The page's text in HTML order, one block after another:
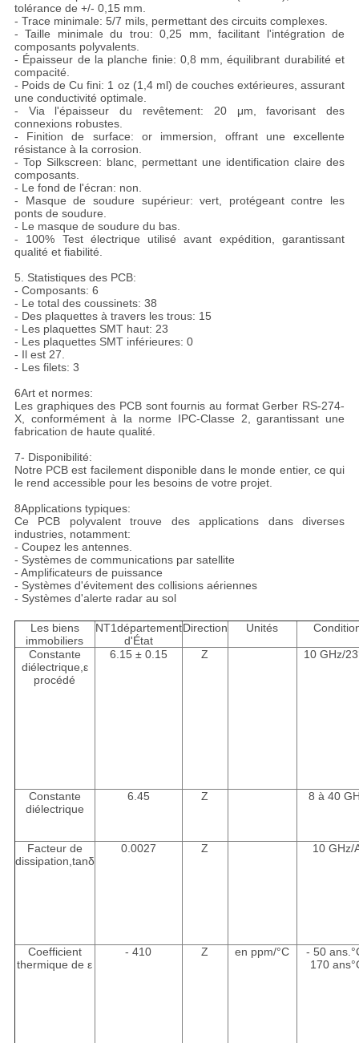
tolérance de +/- 0,15 mm.
- Trace minimale: 5/7 mils, permettant des circuits complexes.
- Taille minimale du trou: 0,25 mm, facilitant l'intégration de
composants polyvalents.
- Épaisseur de la planche finie: 0,8 mm, équilibrant durabilité et
compacité.
- Poids de Cu fini: 1 oz (1,4 ml) de couches extérieures, assurant
une conductivité optimale.
- Via l'épaisseur du revêtement: 20 μm, favorisant des
connexions robustes.
- Finition de surface: or immersion, offrant une excellente
résistance à la corrosion.
- Top Silkscreen: blanc, permettant une identification claire des
composants.
- Le fond de l'écran: non.
- Masque de soudure supérieur: vert, protégeant contre les
ponts de soudure.
- Le masque de soudure du bas.
- 100% Test électrique utilisé avant expédition, garantissant
qualité et fiabilité.
5. Statistiques des PCB:
- Composants: 6
- Le total des coussinets: 38
- Des plaquettes à travers les trous: 15
- Les plaquettes SMT haut: 23
- Les plaquettes SMT inférieures: 0
- Il est 27.
- Les filets: 3
6Art et normes:
Les graphiques des PCB sont fournis au format Gerber RS-274-
X, conformément à la norme IPC-Classe 2, garantissant une
fabrication de haute qualité.
7- Disponibilité:
Notre PCB est facilement disponible dans le monde entier, ce qui
le rend accessible pour les besoins de votre projet.
8Applications typiques:
Ce PCB polyvalent trouve des applications dans diverses
industries, notamment:
- Coupez les antennes.
- Systèmes de communications par satellite
- Amplificateurs de puissance
- Systèmes d'évitement des collisions aériennes
- Systèmes d'alerte radar au sol
Les biens
immobiliers
NT1département
d'État
Direction Unités
Constante
diélectrique,ε
procédé
6.15 ± 0.15 Z 10 GHz/23
Constante
diélectrique
6.45 Z 8 à 40
Facteur de
dissipation,tanδ
0.0027 Z 10 GHz/
Coefficient
thermique de ε
- 410 Z en ppm/°C - 50 ans.
170 ans